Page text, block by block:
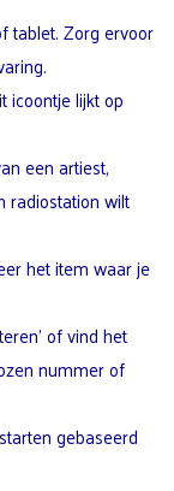
tablet. Zorg ervoor
icoontje lijkt op
een artiest,
radiostation wilt
het item waar je
of vind het
nummer of
gebaseerd